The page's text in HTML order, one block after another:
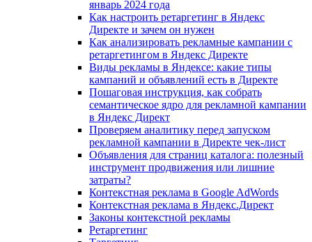
январь 2024 года
Как настроить ретаргетинг в Яндекс
Директе и зачем он нужен
Как анализировать рекламные кампании с
ретаргетингом в Яндекс Директе
Виды рекламы в Яндексе: какие типы
кампаний и объявлений есть в Директе
Пошаговая инструкция, как собрать
семантическое ядро для рекламной кампании
в Яндекс Директ
Проверяем аналитику перед запуском
рекламной кампании в Директе чек-лист
Объявления для страниц каталога: полезный
инструмент продвижения или лишние
затраты?
Контекстная реклама в Google AdWords
Контекстная реклама в Яндекс.Директ
Законы контекстной рекламы
Ретаргетинг